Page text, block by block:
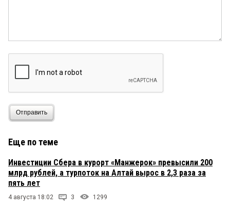
Отправить
Еще по теме
Инвестиции Сбера в курорт «Манжерок» превысили 200
млрд рублей, а турпоток на Алтай вырос в 2,3 раза за
пять лет
4 августа 18:02 3 1299